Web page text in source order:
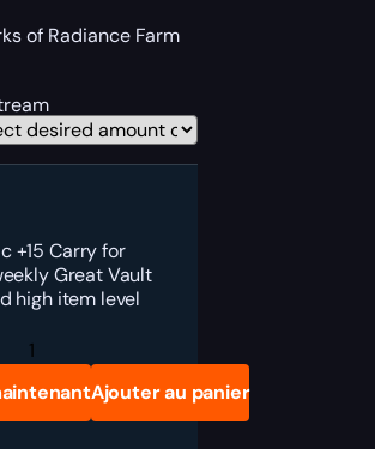
of Radiance Farm
+15 Carry for
Great Vault
high item level
Mythic
+15
Boost
quantity Ajouter au panier